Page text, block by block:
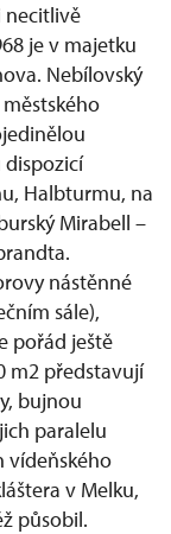
necitlivě
je v majetku
Nebílovský
Halbturmu, na
Mirabell –
nástěnné
sále),
pořád ještě
m2 představují
bujnou
paralelu
vídeňského
v Melku,
působil.